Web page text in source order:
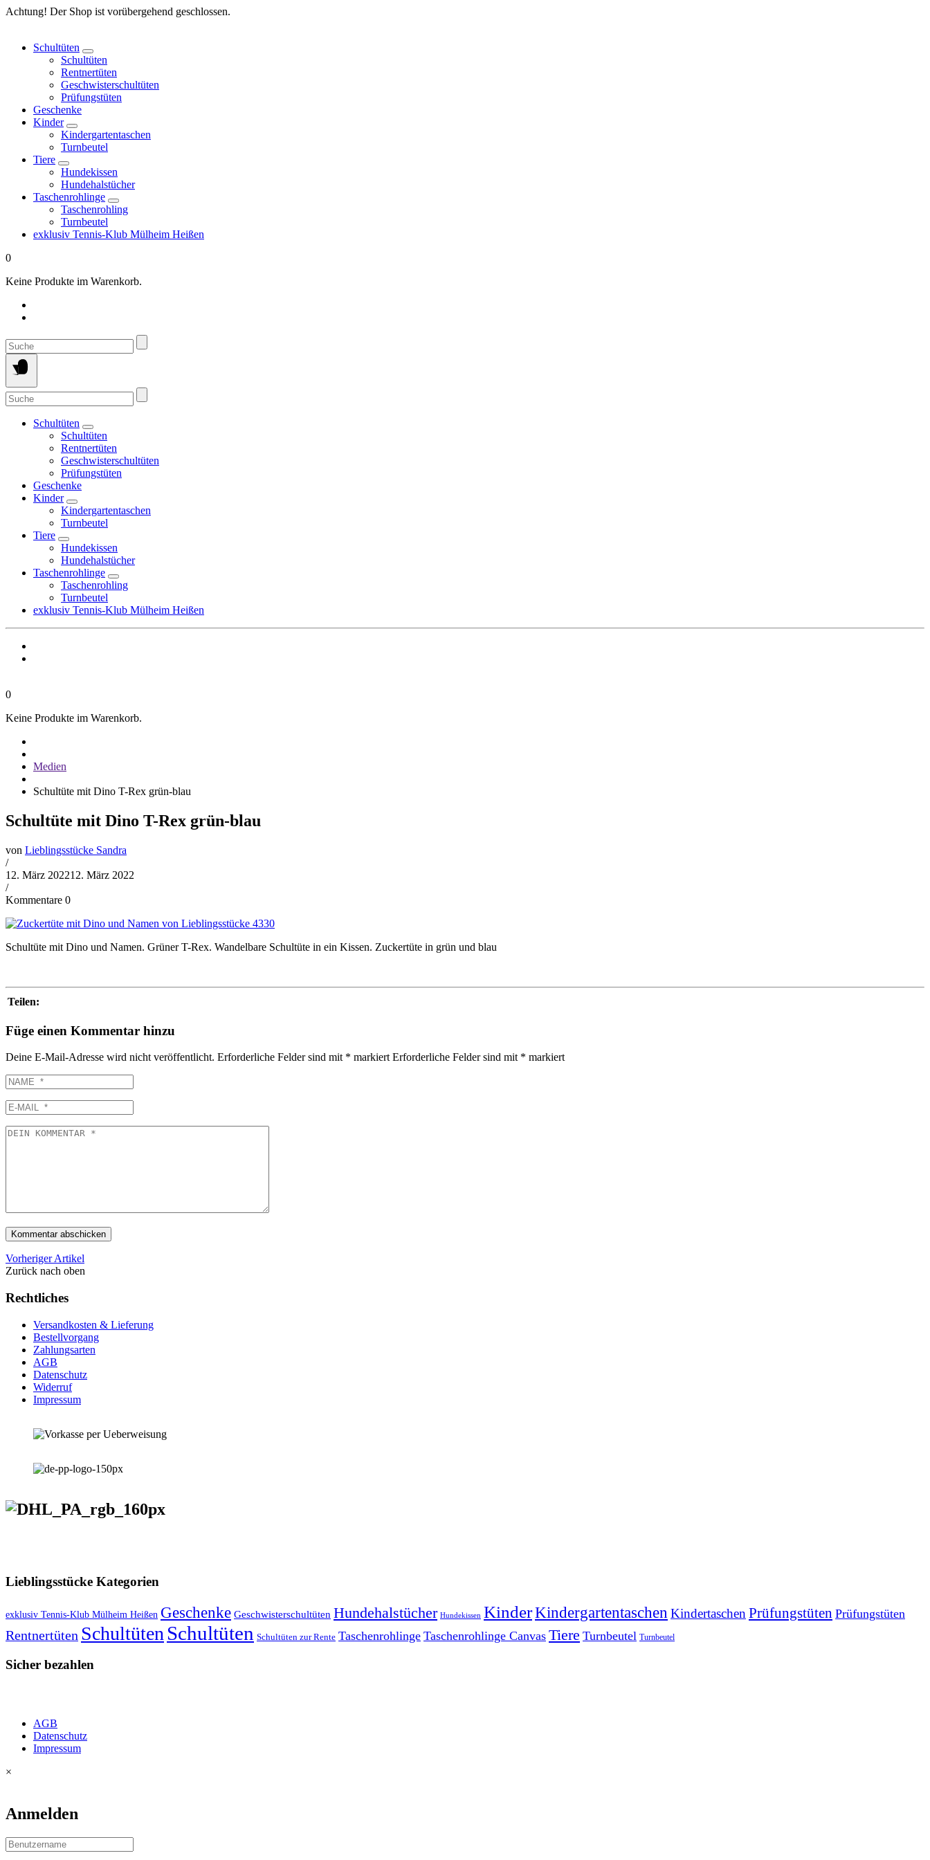
Springe
Achtung! Der Shop ist vorübergehend geschlossen.
Schultüten
Schultüten
Rentnertüten
Geschwisterschultüten
Prüfungstüten
Geschenke
Kinder
Kindergartentaschen
Turnbeutel
Tiere
Hundekissen
Hundehalstücher
Taschenrohlinge
Taschenrohling
Turnbeutel
exklusiv Tennis-Klub Mülheim Heißen
0
Keine Produkte im Warenkorb.
Suche
nach:
Suche
nach:
Schultüten
Schultüten
Rentnertüten
Geschwisterschultüten
Prüfungstüten
Geschenke
Kinder
Kindergartentaschen
Turnbeutel
Tiere
Hundekissen
Hundehalstücher
Taschenrohlinge
Taschenrohling
Turnbeutel
exklusiv Tennis-Klub Mülheim Heißen
0
Keine Produkte im Warenkorb.
Medien
Schultüte mit Dino T-Rex grün-blau
Schultüte mit Dino T-Rex grün-blau
von Lieblingsstücke Sandra
/
12. März 202212. März 2022
/
Kommentare 0
Schultüte mit Dino und Namen. Grüner T-Rex. Wandelbare Schultüte in ein Kissen. Zuckertüte in grün und blau
Teilen:
Füge einen Kommentar hinzu
Deine E-Mail-Adresse wird nicht veröffentlicht. Erforderliche Felder sind mit * markiert Erforderliche Felder sind mit * markiert
Vorheriger Artikel
Zurück nach oben
Rechtliches
Versandkosten & Lieferung
Bestellvorgang
Zahlungsarten
AGB
Datenschutz
Widerruf
Impressum
Lieblingsstücke Kategorien
exklusiv Tennis-Klub Mülheim Heißen Geschenke Geschwisterschultüten Hundehalstücher Hundekissen KinderKindergartentaschen Kindertaschen Prüfungstüten Prüfungstüten
Rentnertüten Schultüten Schultüten Schultüten zur Rente Taschenrohlinge Taschenrohlinge Canvas Tiere Turnbeutel Turnbeutel
Sicher bezahlen
AGB
Datenschutz
Impressum
×
Anmelden